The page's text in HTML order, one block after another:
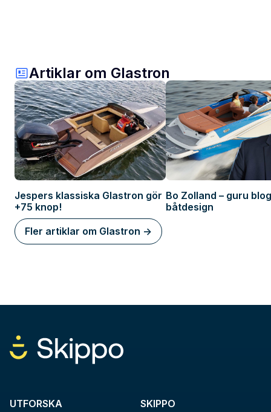
Artiklar om Glastron
Jespers klassiska Glastron gör
+75 knop!
Bo Zolland – guru
båtdesign
Fler artiklar om Glastron ->
UTFORSKA SKIPPO